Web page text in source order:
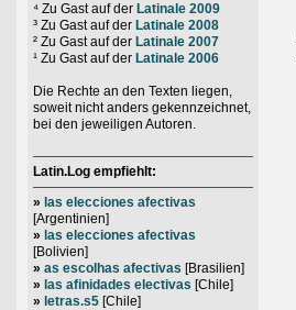
⁴ Zu Gast auf der Latinale 2009
³ Zu Gast auf der Latinale 2008
² Zu Gast auf der Latinale 2007
¹ Zu Gast auf der Latinale 2006
Die Rechte an den Texten liegen,
soweit nicht anders gekennzeichnet,
bei den jeweiligen Autoren.
Latin.Log empfiehlt:
» las elecciones afectivas
[Argentinien]
» las elecciones afectivas
[Bolivien]
» as escolhas afectivas [Brasilien]
» las afinidades electivas [Chile]
» letras.s5 [Chile]